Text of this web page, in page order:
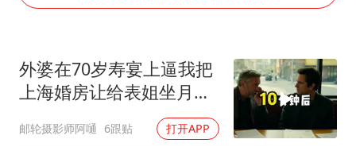
茅台部分直营店飞天茅台提价
商场现钱学森巨幅海报 负责人回应
杭州全市有序停课
乐享全民健身 共筑健康中国
外婆在70岁寿宴上逼我把
上海婚房让给表姐坐月
子，我说行转问舅舅
邮轮摄影师阿嗵 6跟贴 打开APP